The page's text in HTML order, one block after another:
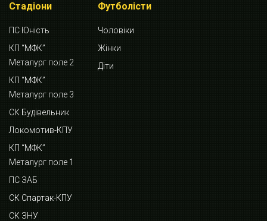
Стадіони
ПС Юність
КП “МФК”
Металург поле 2
КП “МФК”
Металург поле 3
СК Будівельник
Локомотив-КПУ
КП “МФК”
Металург поле 1
ПС ЗАБ
СК Спартак-КПУ
СК ЗНУ
Футболісти
Чоловіки
Жінки
Діти